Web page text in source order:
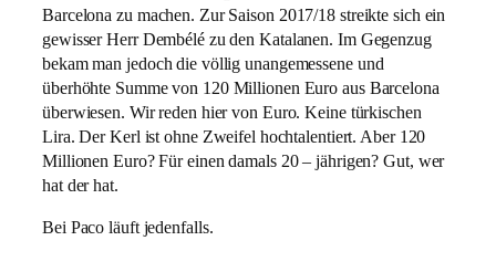
Barcelona zu machen. Zur Saison 2017/18 streikte sich ein
gewisser Herr Dembélé zu den Katalanen. Im Gegenzug
bekam man jedoch die völlig unangemessene und
überhöhte Summe von 120 Millionen Euro aus Barcelona
überwiesen. Wir reden hier von Euro. Keine türkischen
Lira. Der Kerl ist ohne Zweifel hochtalentiert. Aber 120
Millionen Euro? Für einen damals 20 – jährigen? Gut, wer
hat der hat.
Bei Paco läuft jedenfalls.